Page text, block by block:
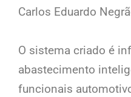
Carlos Eduardo
O sistema criado é
abastecimento
funcionais